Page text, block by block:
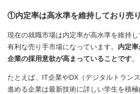
①内定率は高水準を維持しており売
現在の就職市場は内定率が高水準を維持
有利な売り手市場になっています。 内定率
企業の採用意欲が高まっていることです。
たとえば、IT企業やDX（デジタルトラン
進める企業は最新技術に詳しい学生を積